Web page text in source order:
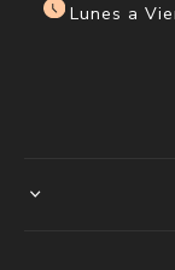
Lunes a